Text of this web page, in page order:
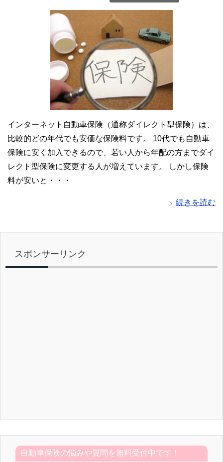
インターネット自動車保険（通称ダイレクト型保険）は、
比較的どの年代でも安価な保険料です。 10代でも自動車
保険に安く加入できるので、若い人から年配の方までダイ
レクト型保険に変更する人が増えています。 しかし保険
料が安いと・・・
続きを読む
スポンサーリンク
自動車保険の悩みや質問を無料受付中です！